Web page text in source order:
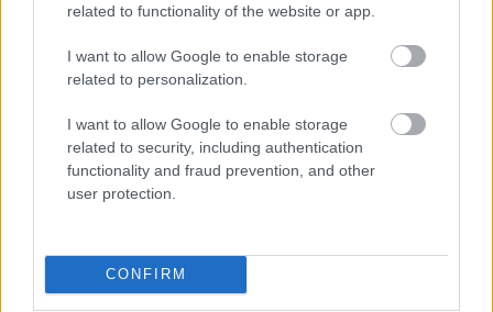
related to functionality of the website or app.
I want to allow Google to enable storage
related to personalization.
I want to allow Google to enable storage
related to security, including authentication
functionality and fraud prevention, and other
user protection.
CONFIRM
Nem kell minden romot megmenteni